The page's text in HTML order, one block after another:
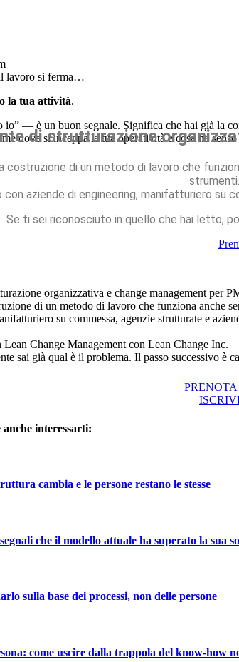
il lavoro si ferma…
la tua attività.
io” — è un buon segnale. Significa che hai già la
dove si inceppa la tua operatività e cosa ha
di strutturazione
di un metodo di lavoro che
strumenti.
con aziende di engineering, manifatturiero su
Se ti sei riconosciuto in quello che hai letto,
organizzativa e change management per
di un metodo di lavoro che funziona anche
su commessa, agenzie strutturate e
Change Management con Lean Change Inc.
sai già qual è il problema. Il passo successivo è
interessarti:
cambia e le persone restano le stesse
che il modello attuale ha superato la sua
sulla base dei processi, non delle persone
come uscire dalla trappola del know-how